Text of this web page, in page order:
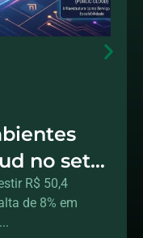
no setor
R$ 50,4
de 8% em